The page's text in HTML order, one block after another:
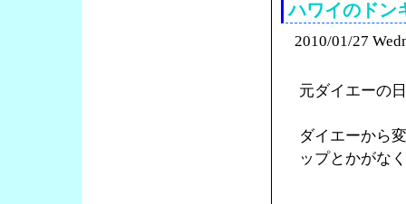
ハワイのドン
2010/01/27
元ダイエーの
ダイエーから
ップとかがな